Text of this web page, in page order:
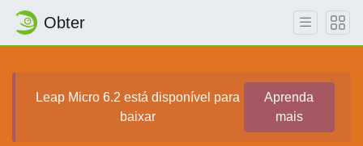
Obter
Leap Micro 6.2 está disponível para
baixar
Aprenda
mais